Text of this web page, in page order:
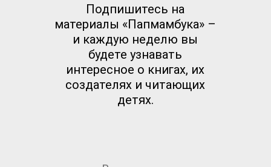
Подпишитесь на
материалы «Папмамбука» –
и каждую неделю вы
будете узнавать
интересное о книгах, их
создателях и читающих
детях.